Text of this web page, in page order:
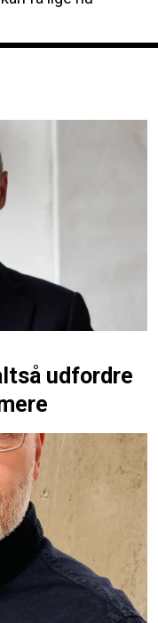
udfordre